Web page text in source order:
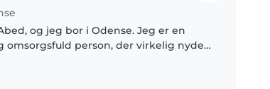
og jeg bor i Odense. Jeg er en
omsorgsfuld person, der virkelig nyder